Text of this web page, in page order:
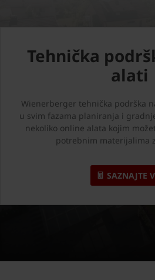
Tehnička
alati
Wienerberger tehnička podrška
u svim fazama planiranja i
nekoliko online alata kojim
potrebnim materijalima
SAZNAJTE